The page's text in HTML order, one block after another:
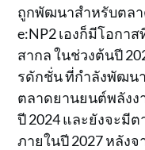
ถูกพัฒนาสำหรับตลา
e:NP2 เองก็มีโอกา
สากล ในช่วงต้นปี
รดักชั่น ที่กำลังพัฒน
ตลาดยานยนต์พลังง
ปี 2024 และยังจะมี
ภายในปี 2027 หลัง